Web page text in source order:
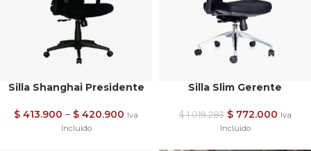
Silla Shanghai Presidente
$ 413.900 – $ 420.900 Iva
Incluido
Silla Slim Gerente
$1.019.283 $772.000 Iva
Incluido